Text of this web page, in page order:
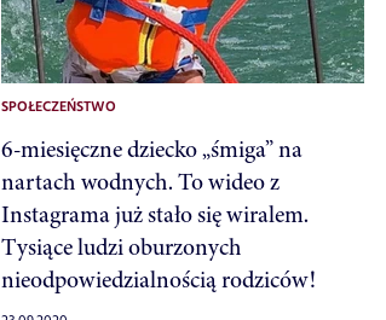
SPOŁECZEŃSTWO
6-miesięczne dziecko „śmiga” na
nartach wodnych. To wideo z
Instagrama już stało się wiralem.
Tysiące ludzi oburzonych
nieodpowiedzialnością rodziców!